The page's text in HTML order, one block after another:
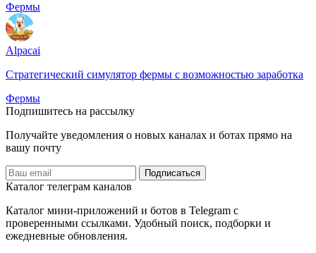
Фермы
Alpacai
Стратегический симулятор фермы с возможностью заработка
Фермы
Подпишитесь на рассылку
Получайте уведомления о новых каналах и ботаx прямо на
вашу почту
Подписаться
Каталог телеграм каналов
Каталог мини-приложений и ботов в Telegram с
проверенными ссылками. Удобный поиск, подборки и
ежедневные обновления.